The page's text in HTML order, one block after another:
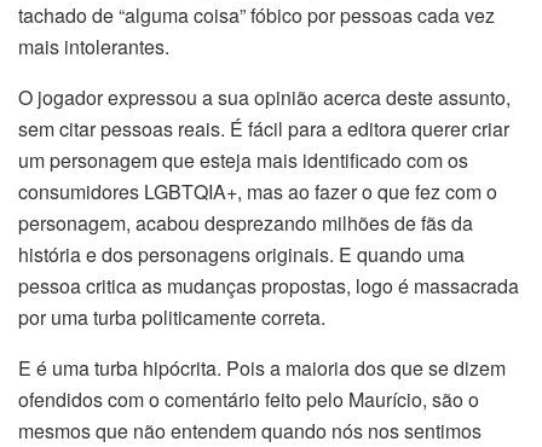
tachado de “alguma coisa” fóbico por pessoas cada vez
mais intolerantes.
O jogador expressou a sua opinião acerca deste assunto,
sem citar pessoas reais. É fácil para a editora querer criar
um personagem que esteja mais identificado com os
consumidores LGBTQIA+, mas ao fazer o que fez com o
personagem, acabou desprezando milhões de fãs da
história e dos personagens originais. E quando uma
pessoa critica as mudanças propostas, logo é massacrada
por uma turba politicamente correta.
E é uma turba hipócrita. Pois a maioria dos que se dizem
ofendidos com o comentário feito pelo Maurício, são o
mesmos que não entendem quando nós nos sentimos